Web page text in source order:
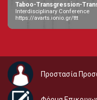
Taboo-Transgression-
Interdisciplinary Conference
https://avarts.ionio.gr/ttt
Προστασία